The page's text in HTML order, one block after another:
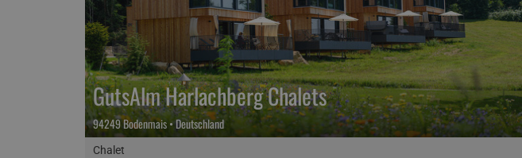
Chalet
GutsAlm Harlachberg Chalets
94249 Bodenmais • Deutschland